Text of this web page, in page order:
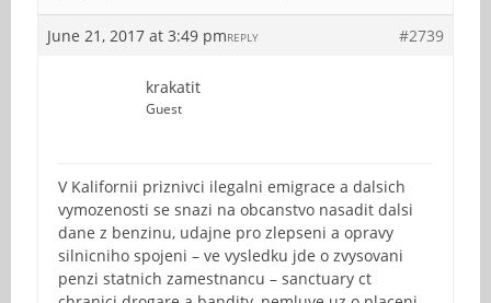
June 21, 2017 at 3:49 pm #2739
REPLY
krakatit
Guest
V Kalifornii priznivci ilegalni emigrace a dalsich
vymozenosti se snazi na obcanstvo nasadit dalsi
dane z benzinu, udajne pro zlepseni a opravy
silnicniho spojeni – ve vysledku jde o zvysovani
penzi statnich zamestnancu – sanctuary ct